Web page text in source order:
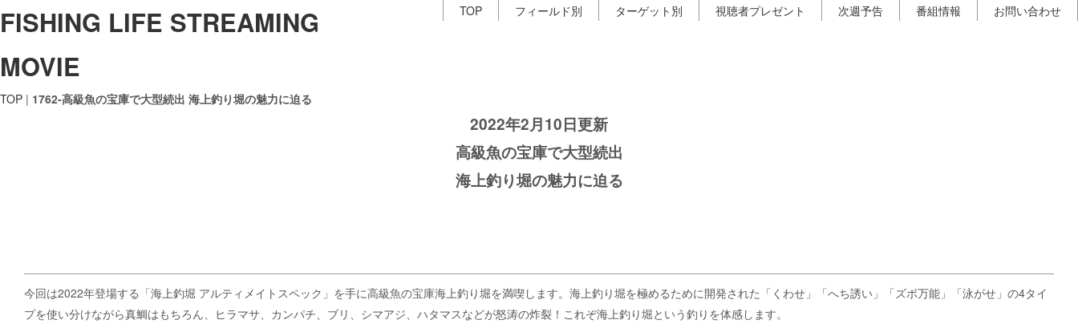
FISHING LIFE STREAMING
MOVIE
TOP フィールド別 ターゲット別 視聴者プレゼント 次週予告 番組情報 お問い合わせ
TOP | 1762-高級魚の宝庫で大型続出 海上釣り堀の魅力に迫る
2022年2月10日更新
高級魚の宝庫で大型続出
海上釣り堀の魅力に迫る
今回は2022年登場する「海上釣堀 アルティメイトスペック」を手に高級魚の宝庫海上釣り堀を満喫します。海上釣り堀を極めるために開発された「くわせ」「へち誘い」「ズボ万能」「泳がせ」の4タイ
プを使い分けながら真鯛はもちろん、ヒラマサ、カンパチ、ブリ、シマアジ、ハタマスなどが怒涛の炸裂！これぞ海上釣り堀という釣りを体感します。